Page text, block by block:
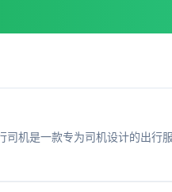
机是一款专为司机设计的出